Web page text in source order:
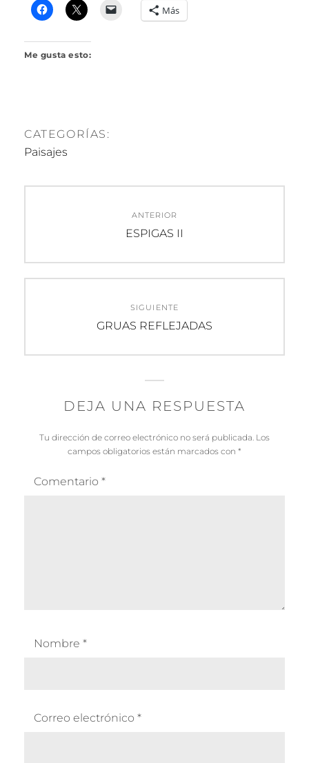
R
I
Más
Me gusta esto:
CATEGORÍAS:
Paisajes
entradas
ANTERIOR
Entrada
ESPIGAS II
SIGUIENTE
Entrada
GRUAS REFLEJADAS
DEJA UNA RESPUESTA
Tu dirección de correo electrónico no será publicada. Los
campos obligatorios están marcados con *
Comentario *
Nombre *
Correo electrónico *